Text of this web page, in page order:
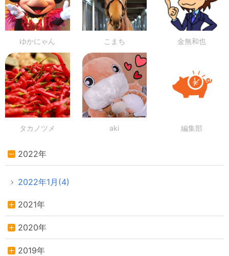
ゆかにゃん こまち 金無和也
タカノツメ aki 編集部
2022年
2022年1月(4)
2021年
2020年
2019年